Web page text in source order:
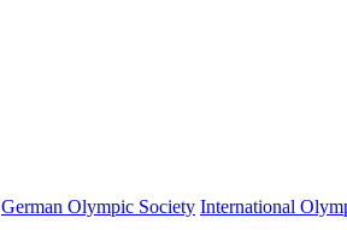
German Olympic Society International